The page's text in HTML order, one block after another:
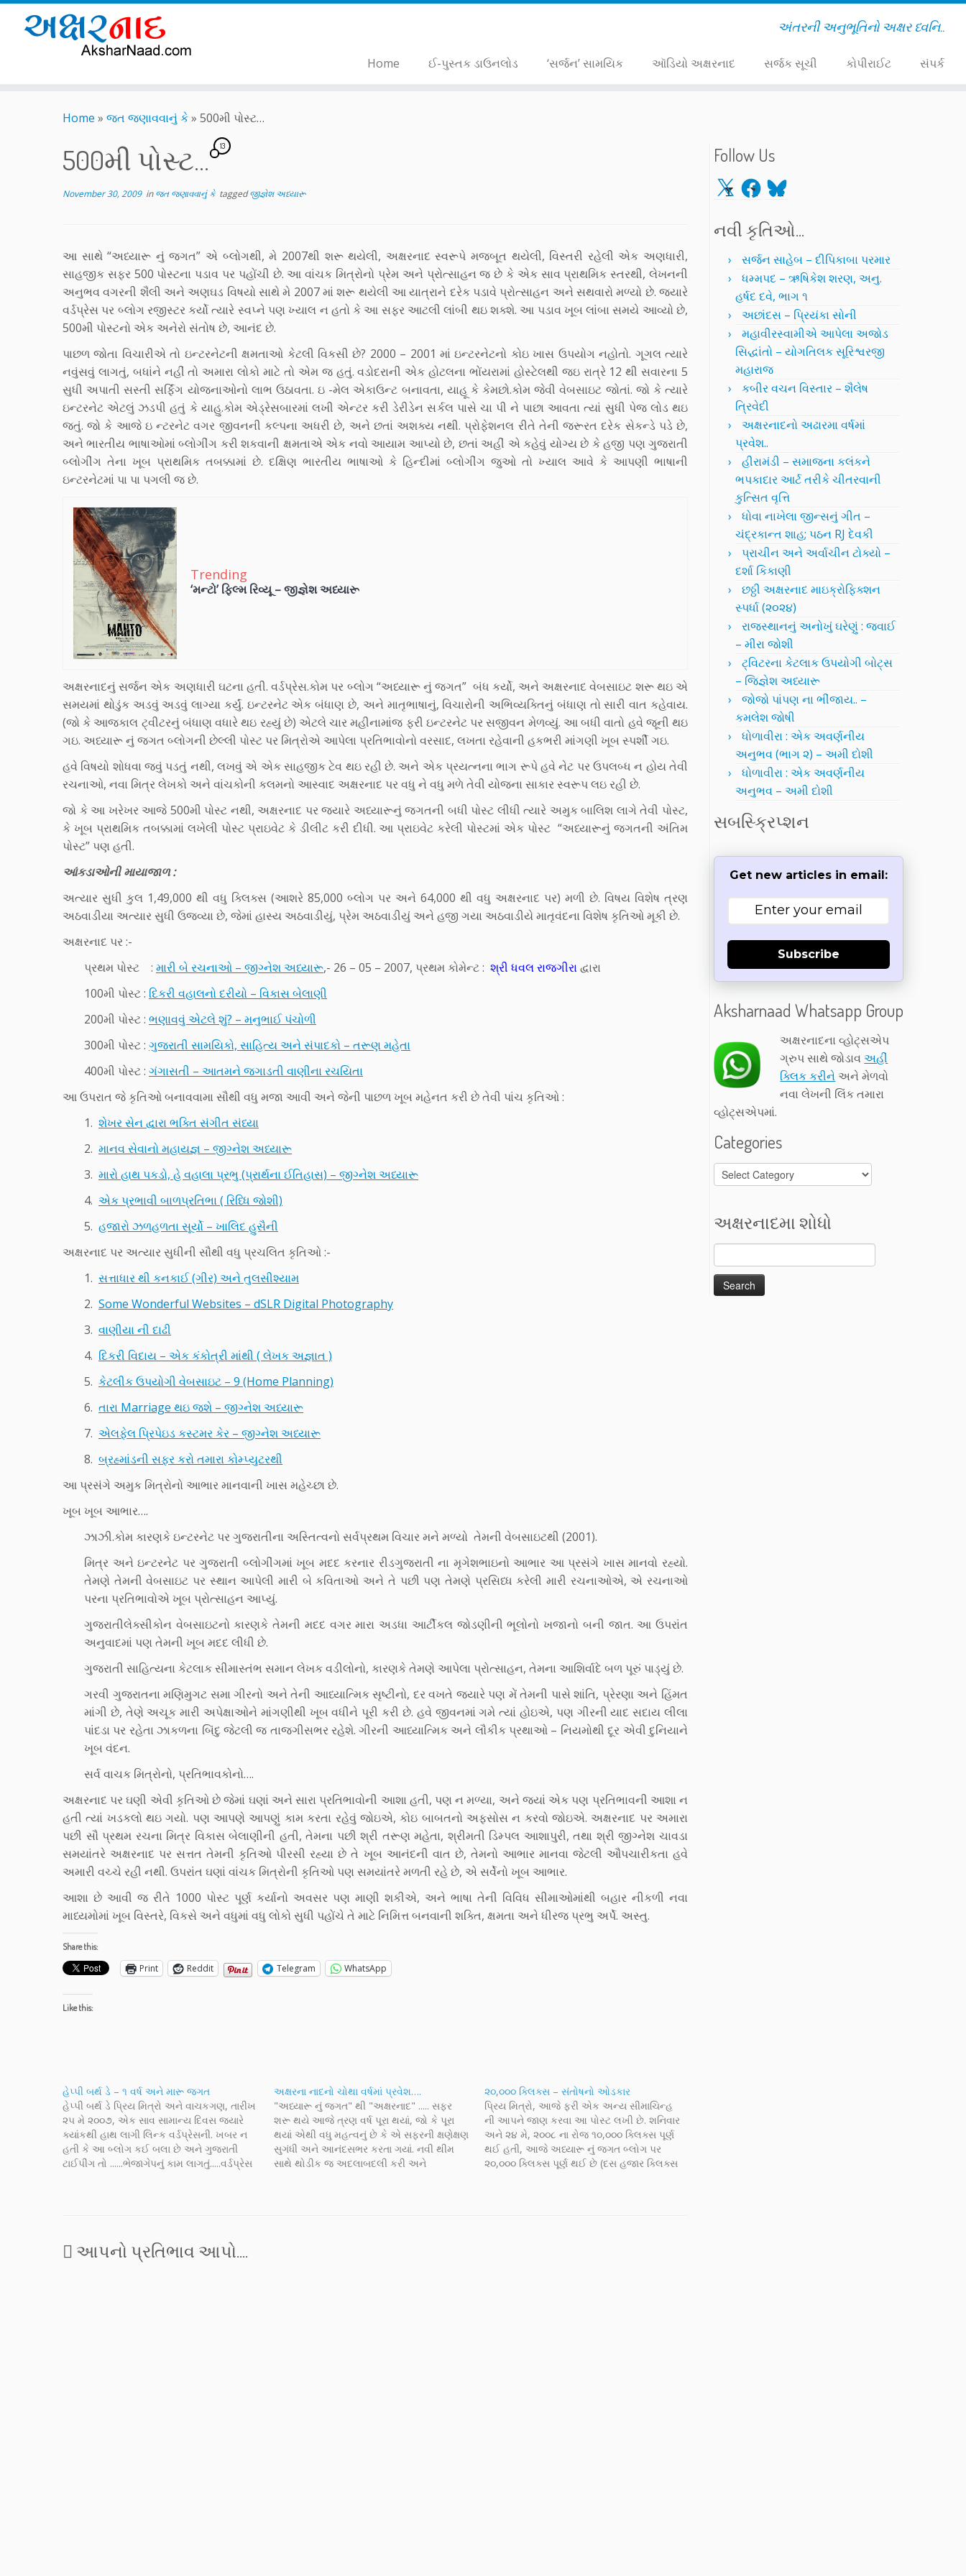
અંતરની અનુભૂતિનો અક્ષર ધ્વનિ..
Home ઈ-પુસ્તક ડાઉનલોડ ‘સર્જન’ સામયિક ઑડિયો અક્ષરનાદ સર્જક સૂચી કોપીરાઈટ સંપર્ક
Home » જત જણાવવાનું કે» 500મી પોસ્ટ…
500મી પોસ્ટ… 13
November 30, 2009inજત જણાવવાનું કે taggedજીજ્ઞેશ અધ્યારૂ
આ સાથે “અધ્યારૂ નું જગત” એ બ્લોગથી, મે 2007થી શરૂ થયેલી, અક્ષરનાદ સ્વરૂપે મજબૂત થયેલી, વિસ્તરી રહેલી એક અણધારી,
સાહજીક સફર 500 પોસ્ટના પડાવ પર પહોંચી છે. આ વાંચક મિત્રોનો પ્રેમ અને પ્રોત્સાહન જ છે કે એક સાવ પ્રાથમિક સ્તરથી, લેખનની
અનુભવ વગરની શૈલી અને અણઘડ વિષયો સાથે મે 2007 માં શરૂ થયેલી આ યાત્રાને દરેક પડાવે પ્રોત્સાહન અને સથવારો મળ્યો છે. જ્યારે
વર્ડપ્રેસ પર બ્લોગ રજીસ્ટર કર્યો ત્યારે સ્વપ્ને પણ ખ્યાલ ન હતો કે આ સફર આટલી લાંબી થઇ શક્શે. આ પડાવ ખૂબ લાંબા સમયે આવ્યો છે,
500મી પોસ્ટનો એક અનેરો સંતોષ છે, આનંદ છે.
પાછળ જોતા વિચારીએ તો ઇન્ટરનેટની ક્ષમતાઓ કેટલી વિકસી છે? 2000 – 2001 માં ઇન્ટરનેટનો કોઇ ખાસ ઉપયોગ નહોતો. ગૂગલ ત્યારે
નવુંસવું લાગતું, બધાંને નહીં તો અમારા લોકો માટે તો એમ જ હતું. વડોદરાની એક હોટલના ભોંયરામાં હોસ્ટેલથી જઇ રાત્રે 12 થી સવારના 5
સુધી અપાતી સસ્તી સર્ફિંગ યોજનાઓનો લાભ ઉઠાવતા. ઇ -મેલ એકાઉન્ટ બનાવતા, યાહૂ કે કેમછો.કોમ જેવી વેબસાઇટ જોતાં. જો કે ત્યારે
ઇન્ટરનેટ એટલું ઝડપી હતું કે યાહુ.કોમ એડ્રેસબારમાં લખી એન્ટર કરી ડેરીડેન સર્કલ પાસે ચા પી ને પાછા આવતા ત્યાં સુધી પેજ લોડ થઇ
જતું. જો કે આજે ઇ ન્ટરનેટ વગર જીવનની કલ્પના અધરી છે, અને છતાં અશક્ય નથી. પ્રોફેશનલ રીતે તેની જરૂરત દરેક સેકન્ડે પડે છે,
અને ભારતીય ભાષાઓમાં બ્લોગીંગ કરી શકવાની ક્ષમતાએ એક નવો આયામ આપ્યો છે, છતાં અહીં એ કહેવું યોગ્ય છે કે હજી પણ ગુજરાતી
બ્લોગીંગ તેના ખૂબ પ્રાથમિક તબક્કામાં છે. દક્ષિણ ભારતીય ભાષાઓ કે હિન્દીમાં બ્લોગીંગ જુઓ તો ખ્યાલ આવે કે આપણી ભાષાની
ઇન્ટરનેટમાં પા પા પગલી જ છે.
Trending
‘મન્ટો’ ફિલ્મ રિવ્યૂ – જીજ્ઞેશ અધ્યારૂ
અક્ષરનાદનું સર્જન એક અણધારી ઘટના હતી. વર્ડપ્રેસ.કોમ પર બ્લોગ “અધ્યારૂ નું જગત” બંધ કર્યો, અને અક્ષરનાદ વેબસાઇટ શરૂ થઇ એ
સમયમાં થોડુંક અડવું અડવું લાગ્યા કર્યું. ઇન્ટરનેટ એક બંધાણ છે, અને માતૃભાષાનું, વિચારોની અભિવ્યક્તિનું બંધાણ તો સારી વાત કહેવાય.
(જો કે આજકાલ ટ્વીટરનું બંધાણ વધારે થઇ રહ્યું છે) એટલે ચાર મહીનામાંજ ફરી ઇન્ટરનેટ પર સજીવન મેળવ્યું. આ બધી વાતો હવે જૂની થઇ
ગઇ. અધ્યારૂ નું જગત બ્લોગની છેલ્લી પોસ્ટ પર મિત્રોએ આપેલા પ્રતિભાવોનો વરસાદ, લખતા રહેવાની હકભરી માંગણી ખૂબ સ્પર્શી ગઇ.
હવે વિષયો શોધવા જવું પડતું નથી, લખવું એ એક સાહજીક ટેવ થઇ રહી છે. અને એક પ્રયત્નના ભાગ રૂપે હવે નેટ પર ઉપલબ્ધ ન હોય તેવી
રચનાઓ, નવા મિત્ર લેખકો અને વાંચકોની કલમનો આસ્વાદ અક્ષરનાદ પર વધુ ને વધુ મળે તેવી યોજના સાકાર સ્વરૂપ લઇ રહી છે.
જો કે આ ખરેખર આજે 500મી પોસ્ટ નથી, અક્ષરનાદ પર જ્યારે અધ્યારૂનું જગતની બધી પોસ્ટ લીધી ત્યારે અમુક બાલિશ લાગે તેવી પોસ્ટ,
કે ખૂબ પ્રાથમિક તબક્કામાં લખેલી પોસ્ટ પ્રાઇવેટ કે ડીલીટ કરી દીધી. આ પ્રાઇવેટ કરેલી પોસ્ટમાં એક પોસ્ટ “અધ્યારૂનું જગતની અંતિમ
પોસ્ટ” પણ હતી.
આંકડાઓની માયાજાળ :
અત્યાર સુધી કુલ 1,49,000 થી વધુ ક્લિક્સ (આશરે 85,000 બ્લોગ પર અને 64,000 થી વધુ અક્ષરનાદ પર) મળી છે. વિષય વિશેષ ત્રણ
અઠવાડીયા અત્યાર સુધી ઉજવ્યા છે, જેમાં હાસ્ય અઠવાડીયું, પ્રેમ અઠવાડીયું અને હજી ગયા અઠવાડીયે માતૃવંદના વિશેષ કૃતિઓ મૂકી છે.
અક્ષરનાદ પર :-
પ્રથમ પોસ્ટ : મારી બે રચનાઓ – જીગ્નેશ અધ્યારૂ,- 26 – 05 – 2007, પ્રથમ કોમેન્ટ : શ્રી ધવલ રાજગીરાદ્વારા
100મી પોસ્ટ : દિકરી વહાલનો દરીયો – વિકાસ બેલાણી
200મી પોસ્ટ : ભણાવવું એટલે શું? – મનુભાઈ પંચોળી
300મી પોસ્ટ : ગુજરાતી સામયિકો, સાહિત્ય અને સંપાદકો – તરૂણ મહેતા
400મી પોસ્ટ : ગંગાસતી – આતમને જગાડતી વાણીના રચયિતા
આ ઉપરાત જે કૃતિઓ બનાવવામા સૌથી વધુ મજા આવી અને જેની પાછળ ખૂબ મહેનત કરી છે તેવી પાંચ કૃતિઓ :
1. શેખર સેન દ્વારા ભક્તિ સંગીત સંધ્યા
2. માનવ સેવાનો મહાયજ્ઞ – જીગ્નેશ અધ્યારૂ
3. મારો હાથ પકડો, હે વહાલા પ્રભુ (પ્રાર્થના ઈતિહાસ) – જીગ્નેશ અધ્યારૂ
4. એક પ્રભાવી બાળપ્રતિભા ( રિધ્ધિ જોશી)
5. હજારો ઝળહળતા સૂર્યો – ખાલિદ હુસૈની
અક્ષરનાદ પર અત્યાર સુધીની સૌથી વધુ પ્રચલિત કૃતિઓ :-
1. સત્તાધાર થી કનકાઈ (ગીર) અને તુલસીશ્યામ
2. Some Wonderful Websites – dSLR Digital Photography
3. વાણીયા ની દાઢી
4. દિકરી વિદાય – એક કંકોત્રી માંથી ( લેખક અજ્ઞાત )
5. કેટલીક ઉપયોગી વેબસાઇટ – 9 (Home Planning)
6. તારા Marriage થઇ જશે – જીગ્નેશ અધ્યારૂ
7. એલફેલ પ્રિપેઇડ કસ્ટમર કેર – જીગ્નેશ અધ્યારૂ
8. બ્રહ્માંડની સફર કરો તમારા કોમ્પ્યુટરથી
આ પ્રસંગે અમુક મિત્રોનો આભાર માનવાની ખાસ મહેચ્છા છે.
ખૂબ ખૂબ આભાર….
ઝાઝી.કોમ કારણકે ઇન્ટરનેટ પર ગુજરાતીના અસ્તિત્વનો સર્વપ્રથમ વિચાર મને મળ્યો તેમની વેબસાઇટથી (2001).
મિત્ર અને ઇન્ટરનેટ પર ગુજરાતી બ્લોગીંગમાં ખૂબ મદદ કરનાર રીડગુજરાતી ના મૃગેશભાઇનો આભાર આ પ્રસંગે ખાસ માનવો રહ્યો.
તેમણે તેમની વેબસાઇટ પર સ્થાન આપેલી મારી બે કવિતાઓ અને તે પછી પણ તેમણે પ્રસિધ્ધ કરેલી મારી રચનાઓએ, એ રચનાઓ
પરના પ્રતિભાવોએ ખૂબ પ્રોત્સાહન આપ્યું.
ગુજરાતીલેક્સીકોન વેબસાઇટનો કારણકે તેમની મદદ વગર મારા અડધા આર્ટીકલ જોડણીની ભૂલોનો ખજાનો બની જાત. આ ઉપરાંત
અનુવાદમાં પણ તેમની ખૂબ મદદ લીધી છે.
ગુજરાતી સાહિત્યના કેટલાક સીમાસ્તંભ સમાન લેખક વડીલોનો, કારણકે તેમણે આપેલા પ્રોત્સાહન, તેમના આશિર્વાદે બળ પૂરું પાડ્યું છે.
ગરવી ગુજરાતના મણિમુગટ સમા ગીરનો અને તેની આધ્યાત્મિક સૃષ્ટીનો, દર વખતે જ્યારે પણ મેં તેમની પાસે શાંતિ, પ્રેરણા અને હિંમત
માંગી છે, તેણે અચૂક મારી અપેક્ષાઓને માંગણીથી ખૂબ વધીને પૂરી કરી છે. હવે જીવનમાં ગમે ત્યાં હોઇએ, પણ ગીરની યાદ સદાય લીલા
પાંદડા પર રહેતા ઝાકળના બિંદુ જેટલી જ તાજગીસભર રહેશે. ગીરની આધ્યાત્મિક અને લૌકીક પ્રથાઓ – નિયમોથી દૂર એવી દુનિયાને
ખૂબ વંદન.
સર્વ વાચક મિત્રોનો, પ્રતિભાવકોનો….
અક્ષરનાદ પર ઘણી એવી કૃતિઓ છે જેમાં ઘણાં અને સારા પ્રતિભાવોની આશા હતી, પણ ન મળ્યા, અને જ્યાં એક પણ પ્રતિભાવની આશા ન
હતી ત્યાં ખડકલો થઇ ગયો. પણ આપણે આપણું કામ કરતા રહેવું જોઇએ, કોઇ બાબતનો અફસોસ ન કરવો જોઇએ. અક્ષરનાદ પર અમારા
પછી સૌ પ્રથમ રચના મિત્ર વિકાસ બેલાણીની હતી, તેમના પછી શ્રી તરૂણ મહેતા, શ્રીમતી ડિમ્પલ આશાપુરી, તથા શ્રી જીગ્નેશ ચાવડા
સમયાંતરે અક્ષરનાદ પર સત્તત તેમની કૃતિઓ પીરસી રહ્યા છે તે ખૂબ આનંદની વાત છે, તેમનો આભાર માનવા જેટલી ઔપચારીકતા હવે
અમારી વચ્ચે રહી નથી. ઉપરાંત ઘણાં વાંચક મિત્રોની કૃતિઓ પણ સમયાંતરે મળતી રહે છે, એ સર્વેનો ખૂબ આભાર.
આશા છે આવી જ રીતે 1000 પોસ્ટ પૂર્ણ કર્યાનો અવસર પણ માણી શકીએ, અને ભાષા તેની વિવિધ સીમાઓમાંથી બહાર નીકળી નવા
માધ્યમોમાં ખૂબ વિસ્તરે, વિકસે અને વધુમાં વધુ લોકો સુધી પહોંચે તે માટે નિમિત્ત બનવાની શક્તિ, ક્ષમતા અને ધીરજ પ્રભુ અર્પે. અસ્તુ.
Share this:
Print Reddit Telegram WhatsApp
Like this:
હેપ્પી બર્થ ડે – ૧ વર્ષ અને મારૂ જગત
હેપ્પી બર્થ ડે પ્રિય મિત્રો અને વાચકગણ, તારીખ
૨૫ મે ૨૦૦૭, એક સાવ સામાન્ય દિવસ જ્યારે
ક્યાંકથી હાથ લાગી લિન્ક વર્ડપ્રેસની. ખબર ન
હતી કે આ બ્લોગ કઈ બલા છે અને ગુજરાતી
ટાઈપીંગ તો ......ભેજાગેપનું કામ લાગતું.....વર્ડપ્રેસ
અક્ષરના નાદનો ચોથા વર્ષમાં પ્રવેશ….
"અધ્યારૂ નું જગત" થી "અક્ષરનાદ" ..... સફર
શરૂ થયે આજે ત્રણ વર્ષ પૂરા થયાં, જો કે પૂરા
થયાં એથી વધુ મહત્વનું છે કે એ સફરની ક્ષણેક્ષણ
સુગંધી અને આનંદસભર કરતા ગયાં. નવી થીમ
સાથે થોડીક જ અદલાબદલી કરી અને
૨૦,૦૦૦ ક્લિક્સ – સંતોષનો ઓડકાર
પ્રિય મિત્રો, આજે ફરી એક અન્ય સીમાચિન્હ
ની આપને જાણ કરવા આ પોસ્ટ લખી છે. શનિવાર
અને ૨૪ મે, ૨૦૦૮ ના રોજ ૧૦,૦૦૦ ક્લિક્સ પૂર્ણ
થઈ હતી, આજે અધ્યારૂ નું જગત બ્લોગ પર
૨૦,૦૦૦ ક્લિક્સ પૂર્ણ થઈ છે (દસ હજાર ક્લિક્સ
આપનો પ્રતિભાવ આપો....
Follow Us
X Facebook
Bluesky
નવી કૃતિઓ…
સર્જન સાહેબ – દીપિકાબા પરમાર
ધમ્મપદ – ઋષિકેશ શરણ, અનુ.
હર્ષદ દવે, ભાગ ૧
અછાંદસ – પ્રિયંકા સોની
મહાવીરસ્વામીએ આપેલા અજોડ
સિદ્ધાંતો – યોગતિલક સૂરિશ્વરજી
મહારાજ
કબીર વચન વિસ્તાર – શૈલેષ
ત્રિવેદી
અક્ષરનાદનો અઢારમા વર્ષમાં
પ્રવેશ..
હીરામંડી – સમાજના કલંકને
ભપકાદાર આર્ટ તરીકે ચીતરવાની
કુત્સિત વૃત્તિ
ધોવા નાખેલા જીન્સનું ગીત –
ચંદ્રકાન્ત શાહ; પઠન RJ દેવકી
પ્રાચીન અને અર્વાચીન ટોક્યો –
દર્શા કિકાણી
છઠ્ઠી અક્ષરનાદ માઇક્રોફિક્શન
સ્પર્ધા (૨૦૨૪)
રાજસ્થાનનું અનોખું ઘરેણું : જવાઈ
– મીરા જોશી
ટ્વિટરના કેટલાક ઉપયોગી બોટ્સ
– જિજ્ઞેશ અધ્યારૂ
જોજો પાંપણ ના ભીંજાય.. –
કમલેશ જોષી
ધોળાવીરા : એક અવર્ણનીય
અનુભવ (ભાગ ૨) – અમી દોશી
ધોળાવીરા : એક અવર્ણનીય
અનુભવ – અમી દોશી
સબસ્ક્રિપ્શન
Get new articles in email:
Subscribe
Aksharnaad Whatsapp Group
અક્ષરનાદના વ્હોટ્સએપ
ગ્રુપ સાથે જોડાવઅહીં
ક્લિક કરીને અને મેળવો
નવા લેખની લિંક તમારા
વ્હોટ્સએપમાં.
Categories
Categories
અક્ષરનાદમા શોધો